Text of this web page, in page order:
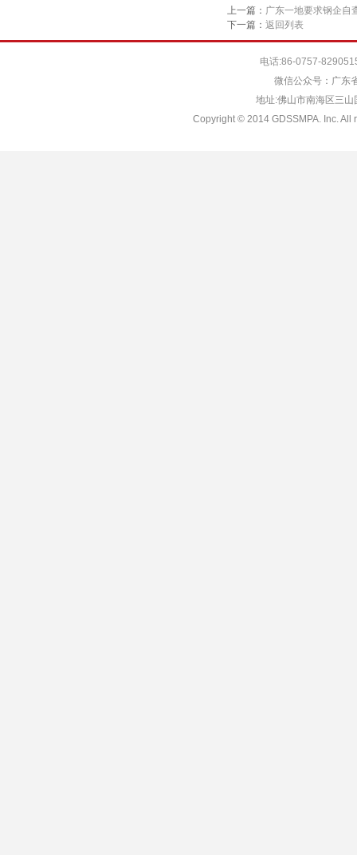
上一篇： 广东一地要求钢企自
下一篇： 返回列表
电话:86-0757-
微信公众号：广东
地址:佛山市南海区三
Copyright © 2014 GDSSMPA. Inc. All